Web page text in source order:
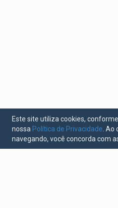
Este site utiliza cookies,
nossa Política de Privacidade .
navegando, você concorda com